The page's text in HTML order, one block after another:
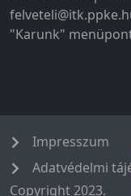
"Karunk"
Impresszum
Adatvédelmi
Copyright 2023.